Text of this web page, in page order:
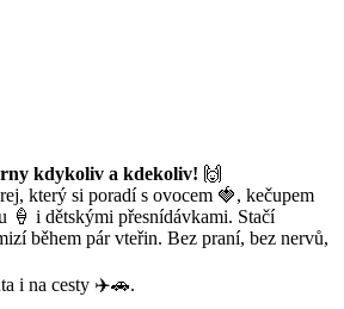
kdykoliv a kdekoliv! 🙌
který si poradí s ovocem 🍓, kečupem
🍦 i dětskými přesnídávkami. Stačí
během pár vteřin. Bez praní, bez nervů,
i na cesty ✈️🚗.